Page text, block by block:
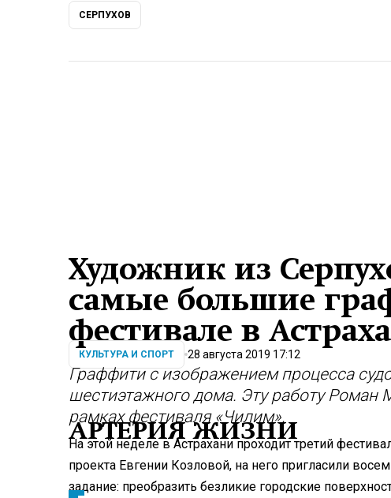
СЕРПУХОВ
Художник из
самые большие
фестивале в
КУЛЬТУРА И СПОРТ 28 августа 2019 17:12
Граффити с изображением процесса
шестиэтажного дома. Эту работу Роман
рамках фестиваля «Чилим».
АРТЕРИЯ ЖИЗНИ
На этой неделе в Астрахани проходит третий
проекта Евгении Козловой, на него пригласили
задание: преобразить безликие городские